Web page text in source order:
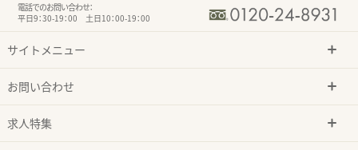
電話でのお問い合わせ：
平日9：30-19：00 土日10：00-19：00
サイトメニュー
お問い合わせ
求人特集